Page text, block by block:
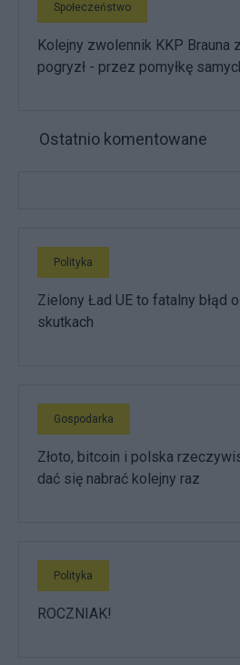
Społeczeństwo
Kolejny zwolennik KKP Brauna
pogryzł - przez pomyłkę
Ostatnio komentowane
Polityka
Zielony Ład UE to fatalny błąd
skutkach
Gospodarka
Złoto, bitcoin i polska
dać się nabrać kolejny raz
Polityka
ROCZNIAK!